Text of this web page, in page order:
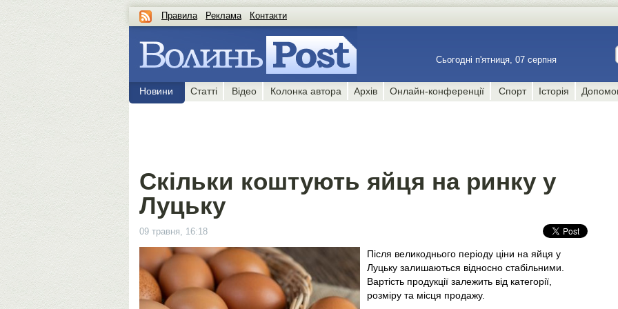
Правила Реклама Контакти
Сьогодні п'ятниця, 07 серпня
Новини Статті Відео Колонка автора Архів Онлайн-конференції Спорт Історія
Скільки коштують яйця на ринку у
Луцьку
09 травня, 16:18
Після великоднього періоду ціни на яйця у
Луцьку залишаються відносно стабільними.
Вартість продукції залежить від категорії,
розміру та місця продажу.